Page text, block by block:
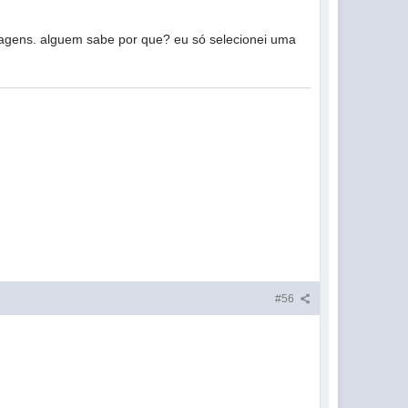
alguem sabe por que? eu só selecionei uma
#56